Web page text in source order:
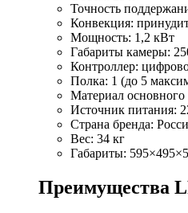
Точность
Конвекция:
Мощность: 1,2 кВт
Габариты камеры:
Контроллер:
Полка: 1 (до 5
Материал
Источник питания:
Страна бренда:
Вес: 34 кг
Габариты:
Преимущества